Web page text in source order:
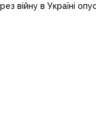
війну в Україні